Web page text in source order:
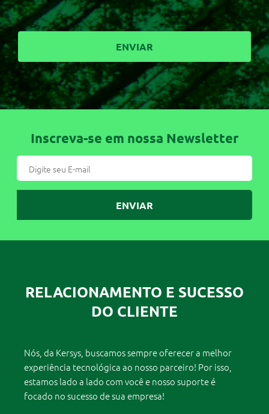
RELACIONAMENTO E SUCESSO
DO CLIENTE
Nós, da Kersys, buscamos sempre oferecer a melhor
experiência tecnológica ao nosso parceiro! Por isso,
estamos lado a lado com você e nosso suporte é
focado no sucesso de sua empresa!
Inscreva-se em nossa Newsletter
ENVIAR